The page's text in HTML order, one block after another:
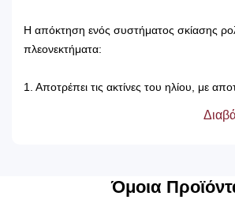
Η απόκτηση ενός συστήματος σκίασης
πλεονεκτήματα:
1. Αποτρέπει τις ακτίνες του ηλίου, με
2. Δεν χρειάζονται πλύσιμο, καθώς
χρόνο αλλά και στον ήλιο.
4. Μπορούν να τοποθετηθούν κάτω από
Όμοια